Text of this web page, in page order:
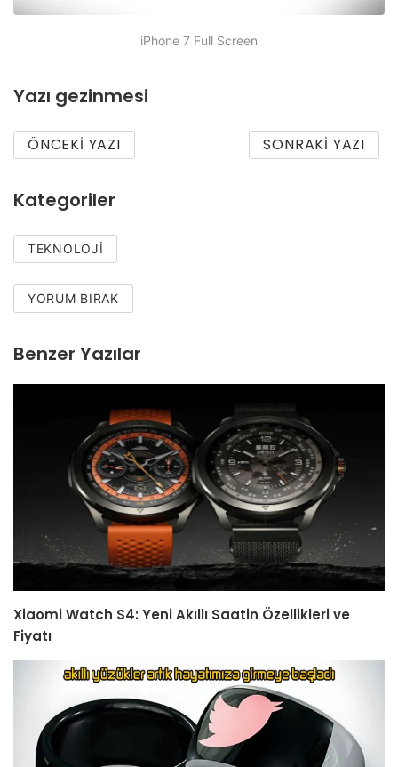
iPhone 7 Full Screen
Yazı gezinmesi
ÖNCEKI YAZI SONRAKI YAZI
Kategoriler
TEKNOLOJI
YORUM BIRAK
Benzer Yazılar
Xiaomi Watch S4: Yeni Akıllı Saatin Özellikleri ve
Fiyatı